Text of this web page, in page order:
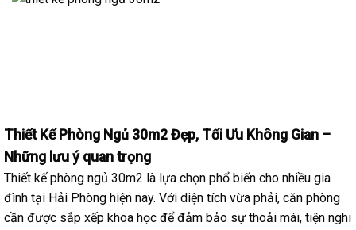
Thiết Kế Phòng Ngủ 30m2 Đẹp, Tối Ưu Không Gian –
Những lưu ý quan trọng
Thiết kế phòng ngủ 30m2 là lựa chọn phổ biến cho nhiều gia
đình tại Hải Phòng hiện nay. Với diện tích vừa phải, căn phòng
cần được sắp xếp khoa học để đảm bảo sự thoải mái, tiện nghi